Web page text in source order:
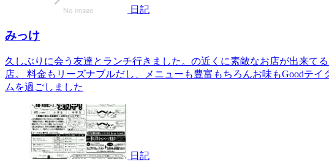
日記
みっけ
久しぶりに会う友達とランチ行きました。の近くに素敵なお店が出来て
店。 料金もリーズナブルだし、メニューも豊富もちろんお味もGoodテ
ムを過ごしました
日記